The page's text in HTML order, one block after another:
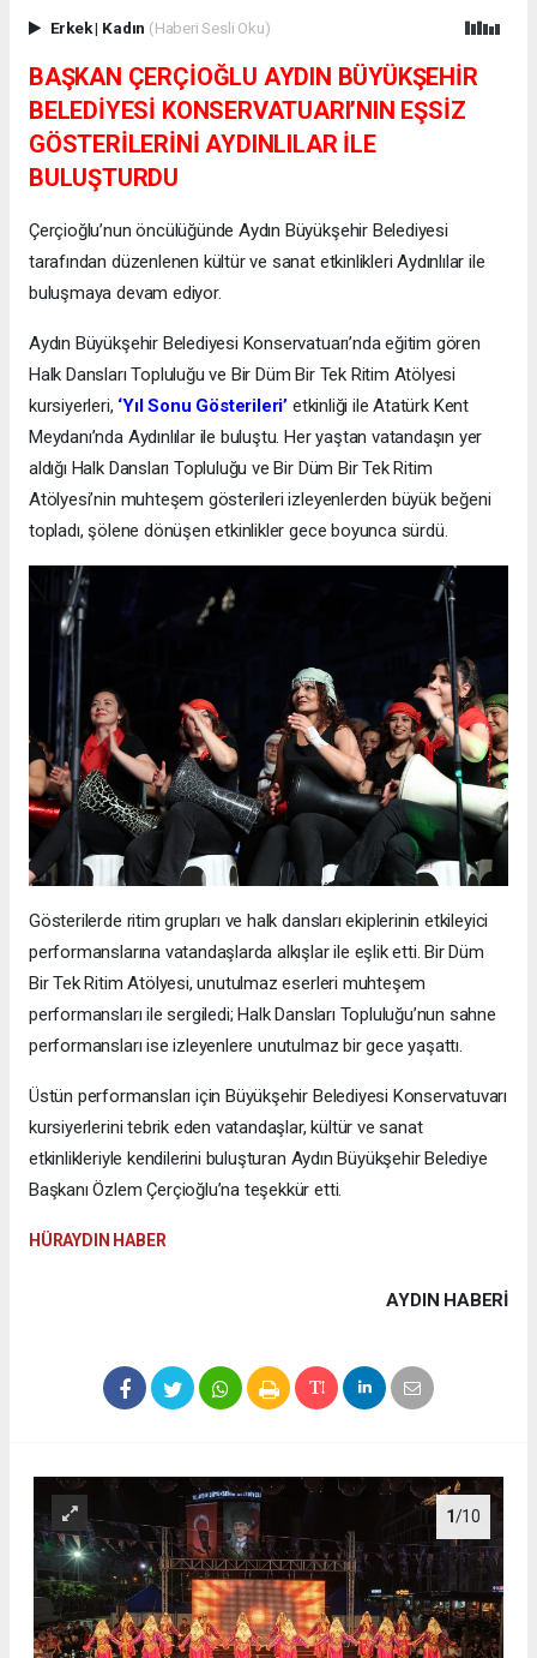
Erkek| Kadın (Haberi Sesli Oku)
BAŞKAN ÇERÇİOĞLU AYDIN BÜYÜKŞEHİR
BELEDİYESİ KONSERVATUARI’NIN EŞSİZ
GÖSTERİLERİNİ AYDINLILAR İLE
BULUŞTURDU
Çerçioğlu’nun öncülüğünde Aydın Büyükşehir Belediyesi
tarafından düzenlenen kültür ve sanat etkinlikleri Aydınlılar ile
buluşmaya devam ediyor.
Aydın Büyükşehir Belediyesi Konservatuarı’nda eğitim gören
Halk Dansları Topluluğu ve Bir Düm Bir Tek Ritim Atölyesi
kursiyerleri, ‘Yıl Sonu Gösterileri’ etkinliği ile Atatürk Kent
Meydanı’nda Aydınlılar ile buluştu. Her yaştan vatandaşın yer
aldığı Halk Dansları Topluluğu ve Bir Düm Bir Tek Ritim
Atölyesi’nin muhteşem gösterileri izleyenlerden büyük beğeni
topladı, şölene dönüşen etkinlikler gece boyunca sürdü.
Gösterilerde ritim grupları ve halk dansları ekiplerinin etkileyici
performanslarına vatandaşlarda alkışlar ile eşlik etti. Bir Düm
Bir Tek Ritim Atölyesi, unutulmaz eserleri muhteşem
performansları ile sergiledi; Halk Dansları Topluluğu’nun sahne
performansları ise izleyenlere unutulmaz bir gece yaşattı.
Üstün performansları için Büyükşehir Belediyesi Konservatuvarı
kursiyerlerini tebrik eden vatandaşlar, kültür ve sanat
etkinlikleriyle kendilerini buluşturan Aydın Büyükşehir Belediye
Başkanı Özlem Çerçioğlu’na teşekkür etti.
HÜRAYDIN HABER
AYDIN HABERİ
1/10